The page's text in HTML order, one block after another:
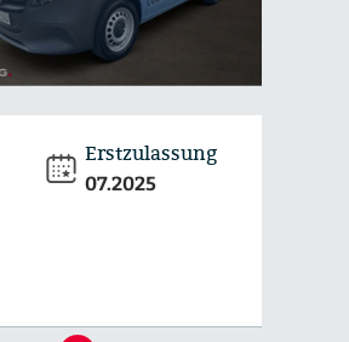
Erstzulassung
07.2025